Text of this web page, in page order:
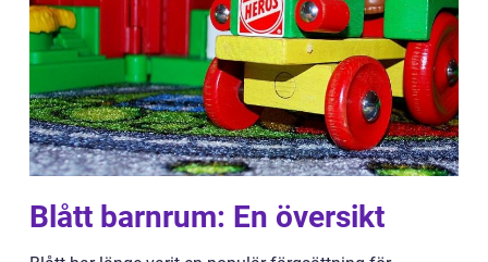
Blått barnrum: En översikt